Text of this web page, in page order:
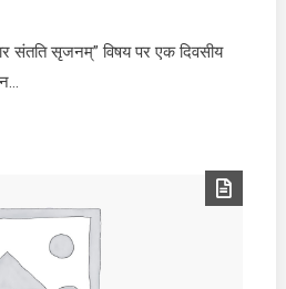
संतति सृजनम्” विषय पर एक दिवसीय